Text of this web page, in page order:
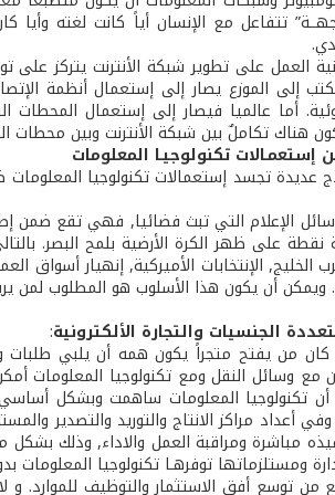
تتفاعل مع الإنسان أياً كانت لغته
العمل على تطوير شبكة الأنترنت يتركز على
أما عالميا فيصار إلى إستعمال المحطات
هناك تكاملٌ بين شبكة الأنترنت وبين محطات
عديدة تجسد إستعمالات تكنولوجيا
الإعلام التي تبث فضائيا, فهي تقع ضمن
نقطة على ظهر الكرة الأرضية بلمح البصر.
الخليج, الإنتخابات الأميركية, إنهيار أسواق
ويمكن أن يكون هذا الأسلوب هو المطلوب لمن
الجنسيات والتجارة الألكترونية:
من يفتح متجراً يكون همه أن يلبي طلبات
مع وسائل النقل ومع تكنولوجيا المعلومات
تكنولوجيا المعلومات ساهمت وبشكل
أعداد مراكز الانتاج والتوريد والتصدير
مباشرة ومراقبة العمل والاداء, وذلك
ومستلزماتها توفرهـا تكنولوجيا المعلومات
توسع أفق الاستثمار والتوظيف للموارد. و